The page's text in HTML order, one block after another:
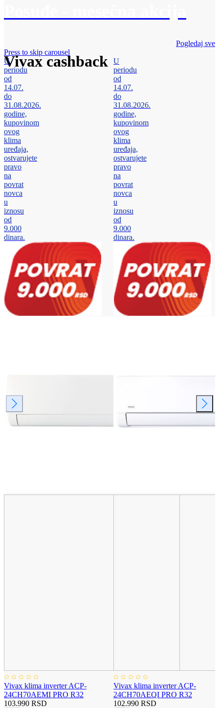
Vivax cashback
Pogledaj sve
Press to skip carousel
U
periodu
od
14.07.
do
31.08.2026.
godine,
kupovinom
ovog
klima
uređaja,
ostvarujete
pravo
na
povrat
novca
u
iznosu
od
9.000
dinara.
Vivax klima inverter ACP-
24CH70AEMI PRO R32
103.990 RSD
U
periodu
od
14.07.
do
31.08.2026.
godine,
kupovinom
ovog
klima
uređaja,
ostvarujete
pravo
na
povrat
novca
u
iznosu
od
9.000
dinara.
Vivax klima inverter ACP-
24CH70AEQI PRO R32
102.990 RSD